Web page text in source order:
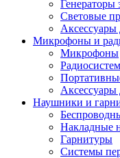
Генераторы
Световые
Аксессуары
Микрофоны и
Микрофоны
Наушники и
Накладные
Гарнитуры
Системы